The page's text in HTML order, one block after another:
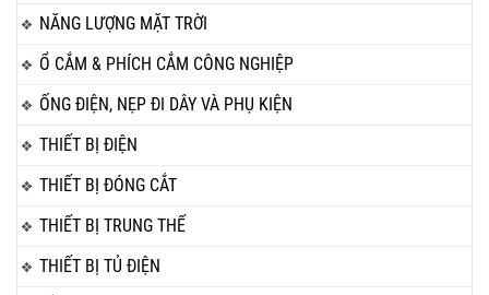
NĂNG LƯỢNG MẶT TRỜI
Ổ CẮM & PHÍCH CẮM CÔNG NGHIỆP
ỐNG ĐIỆN, NẸP ĐI DÂY VÀ PHỤ KIỆN
THIẾT BỊ ĐIỆN
THIẾT BỊ ĐÓNG CẮT
THIẾT BỊ TRUNG THẾ
THIẾT BỊ TỦ ĐIỆN